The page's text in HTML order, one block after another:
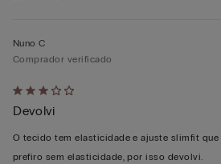
Atribuiu
3
em
5
Nuno C
Comprador verificado
Devolvi
O tecido tem elasticidade e ajuste slimfit que
prefiro sem elasticidade, por isso devolvi.